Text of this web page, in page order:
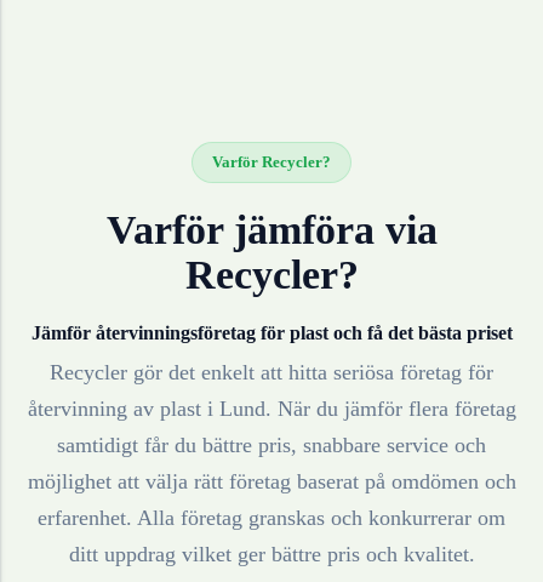
Varför Recycler?
Varför jämföra via
Recycler?
Jämför återvinningsföretag för plastoch få det bästa priset
Recycler gör det enkelt att hitta seriösa företag för
återvinning av plasti Lund. När du jämför flera företag
samtidigt får du bättre pris, snabbare service och
möjlighet att välja rätt företag baserat på omdömen och
erfarenhet. Alla företag granskas och konkurrerar om
ditt uppdrag vilket ger bättre pris och kvalitet.